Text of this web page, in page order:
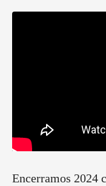
Encerramos 2024